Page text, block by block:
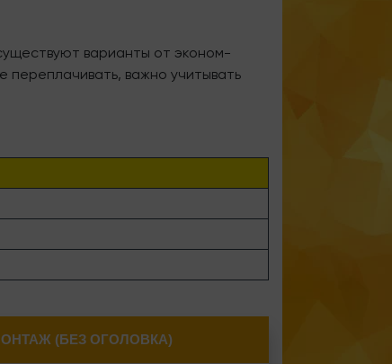
варианты от эконом-
важно учитывать
(БЕЗ ОГОЛОВКА)